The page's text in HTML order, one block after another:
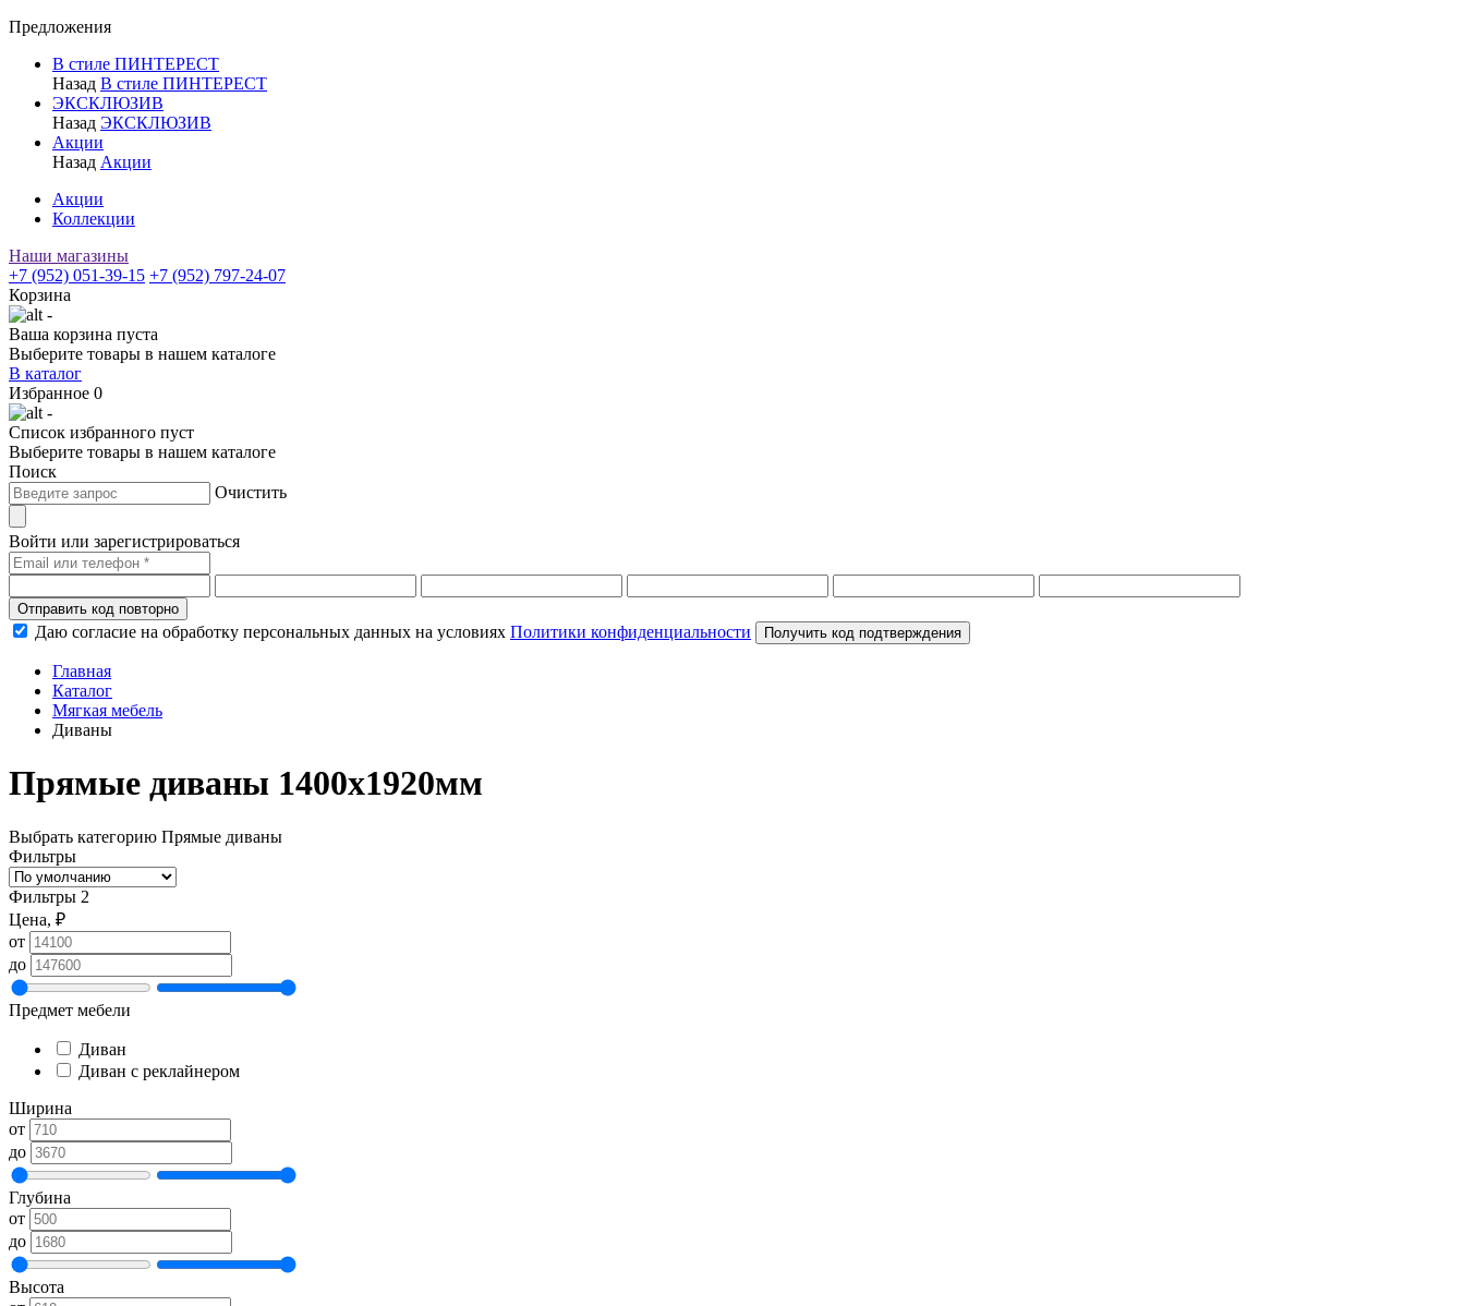
Предложения
В стиле ПИНТЕРЕСТ
Назад В стиле ПИНТЕРЕСТ
ЭКСКЛЮЗИВ
Назад ЭКСКЛЮЗИВ
Акции
Назад Акции
Акции
Коллекции
Наши магазины
+7 (952) 051-39-15 +7 (952) 797-24-07
Корзина
-
Ваша корзина пуста
Выберите товары в нашем каталоге
В каталог
Избранное 0
-
Список избранного пуст
Выберите товары в нашем каталоге
Поиск
Очистить
Войти или зарегистрироваться
Отправить код повторно
Даю согласие на обработку персональных данных на условиях Политики конфиденциальности Получить код подтверждения
Главная
Каталог
Мягкая мебель
Диваны
Прямые диваны 1400х1920мм
Выбрать категорию Прямые диваны
Фильтры
Фильтры 2
Цена, ₽
от
до
Предмет мебели
Диван
Диван с реклайнером
Ширина
от
до
Глубина
от
до
Высота